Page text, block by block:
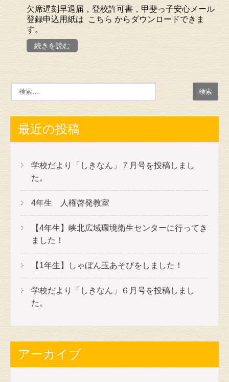
欠席遅刻早退届，登校許可書，甲斐っ子安心メール
登録申込用紙は こちら からダウンロードできま
す。
続きを読む
最近の投稿
学校だより「しきなん」７月号を投稿しまし
た。
4年生 人権啓発教室
【4年生】峡北広域環境衛生センターに行ってき
ました！
【1年生】しゃぼん玉あそびをしました！
学校だより「しきなん」６月号を投稿しまし
た。
アーカイブ